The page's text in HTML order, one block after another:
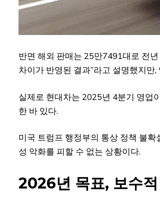
반면 해외 판매는 25만7491대로 전
차이가 반영된 결과”라고 설명했지
실제로 현대차는 2025년 4분기 영업
한 바 있다.
미국 트럼프 행정부의 통상 정책 불
성 악화를 피할 수 없는 상황이다.
2026년 목표, 보수